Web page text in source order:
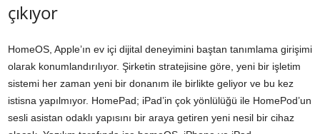
çıkıyor
HomeOS, Apple’ın ev içi dijital deneyimini baştan tanımlama girişimi
olarak konumlandırılıyor. Şirketin stratejisine göre, yeni bir işletim
sistemi her zaman yeni bir donanım ile birlikte geliyor ve bu kez
istisna yapılmıyor. HomePad; iPad’in çok yönlülüğü ile HomePod’un
sesli asistan odaklı yapısını bir araya getiren yeni nesil bir cihaz